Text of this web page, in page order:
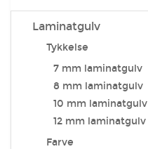
Laminatgulv
Tykkelse
7 mm laminatgulv
8 mm laminatgulv
10 mm laminatgulv
12 mm laminatgulv
Farve